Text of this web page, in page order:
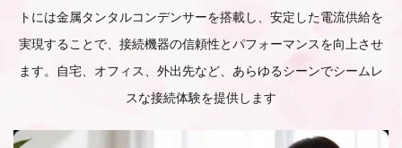
トには金属タンタルコンデンサーを搭載し、安定した電流供給を
実現することで、接続機器の信頼性とパフォーマンスを向上させ
ます。自宅、オフィス、外出先など、あらゆるシーンでシームレ
スな接続体験を提供します